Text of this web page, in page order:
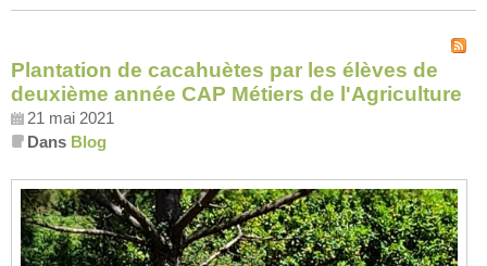
Plantation de cacahuètes par les élèves de
deuxième année CAP Métiers de l'Agriculture
21 mai 2021
Dans Blog